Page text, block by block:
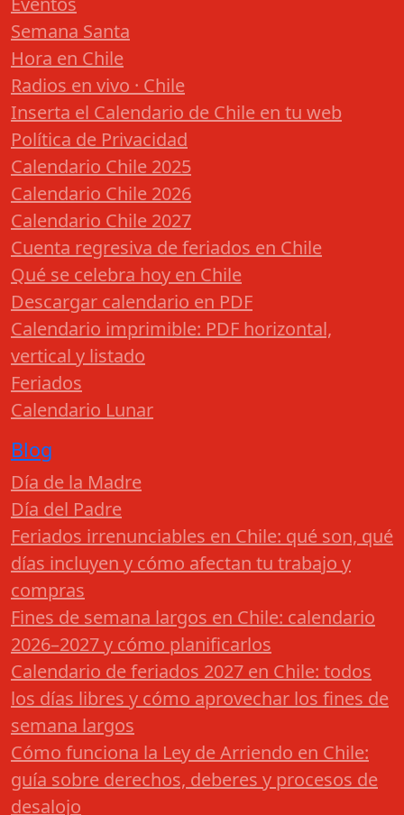
Semana Santa
Hora en Chile
Radios en vivo · Chile
Inserta el Calendario de Chile en tu web
Política de Privacidad
Calendario Chile 2025
Calendario Chile 2026
Calendario Chile 2027
Cuenta regresiva de feriados en Chile
Qué se celebra hoy en Chile
Descargar calendario en PDF
Calendario imprimible: PDF horizontal,
vertical y listado
Feriados
Calendario Lunar
Blog
Día de la Madre
Día del Padre
Feriados irrenunciables en Chile: qué son, qué
días incluyen y cómo afectan tu trabajo y
compras
Fines de semana largos en Chile: calendario
2026–2027 y cómo planificarlos
Calendario de feriados 2027 en Chile: todos
los días libres y cómo aprovechar los fines de
semana largos
Cómo funciona la Ley de Arriendo en Chile:
guía sobre derechos, deberes y procesos de
desalojo